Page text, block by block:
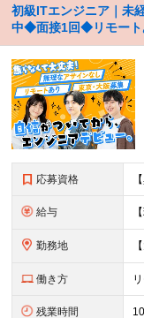
初級ITエンジニア｜
中◆面接1回◆リモー
応募資格
給与
勤務地
働き方
残業時間